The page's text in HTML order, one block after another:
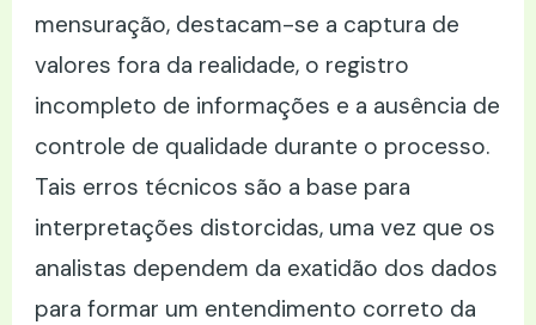
mensuração, destacam-se a captura de
valores fora da realidade, o registro
incompleto de informações e a ausência de
controle de qualidade durante o processo.
Tais erros técnicos são a base para
interpretações distorcidas, uma vez que os
analistas dependem da exatidão dos dados
para formar um entendimento correto da